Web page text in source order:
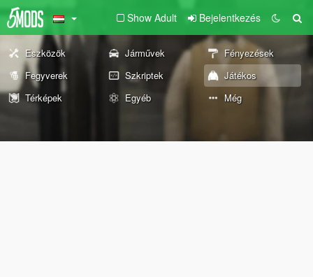
Show Adult Bejelentkezés
Eszközök Járművek
Fényezések
Fegyverek
Szkriptek
Játékos
Térképek
Egyéb Még